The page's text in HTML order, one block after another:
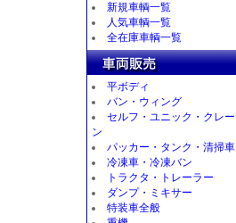
新規車輌一覧
人気車輌一覧
全在庫車輌一覧
平ボディ
バン・ウィング
セルフ・ユニック・クレー
ン
パッカー・タンク・清掃車
冷凍車・冷凍バン
トラクタ・トレーラー
ダンプ・ミキサー
特装車全般